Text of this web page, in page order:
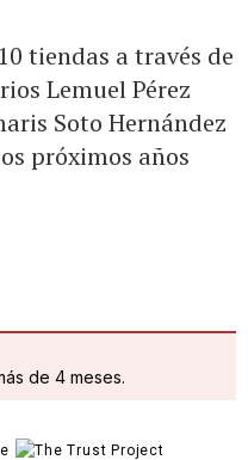
tiendas a través de
Lemuel Pérez
Soto Hernández
próximos años
de 4 meses.